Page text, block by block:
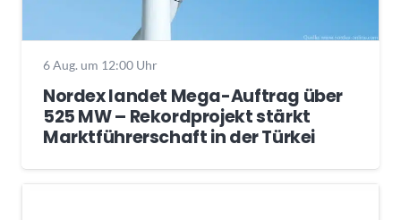
6 Aug. um 12:00 Uhr
Nordex landet Mega-Auftrag über
525 MW – Rekordprojekt stärkt
Marktführerschaft in der Türkei